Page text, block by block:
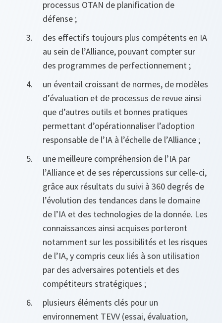
processus OTAN de planification de
défense ;
des effectifs toujours plus compétents en IA
au sein de l’Alliance, pouvant compter sur
des programmes de perfectionnement ;
un éventail croissant de normes, de modèles
d’évaluation et de processus de revue ainsi
que d’autres outils et bonnes pratiques
permettant d’opérationnaliser l’adoption
responsable de l’IA à l’échelle de l’Alliance ;
une meilleure compréhension de l’IA par
l’Alliance et de ses répercussions sur celle‑ci,
grâce aux résultats du suivi à 360 degrés de
l’évolution des tendances dans le domaine
de l’IA et des technologies de la donnée. Les
connaissances ainsi acquises porteront
notamment sur les possibilités et les risques
de l’IA, y compris ceux liés à son utilisation
par des adversaires potentiels et des
compétiteurs stratégiques ;
plusieurs éléments clés pour un
environnement TEVV (essai, évaluation,